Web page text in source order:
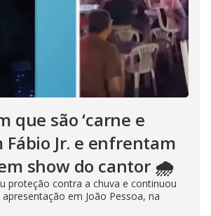
que são ‘carne e
Fábio Jr. e enfrentam
show do cantor 🌧️
proteção contra a chuva e continuou
em João Pessoa, na